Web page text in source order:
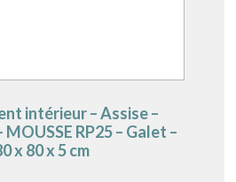
intérieur – Assise –
RP25 – Galet –
x 80 x 5 cm